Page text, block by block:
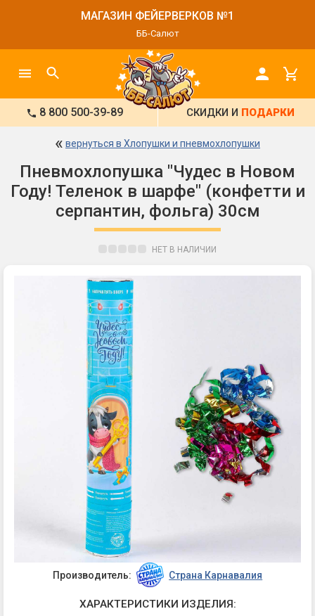
МАГАЗИН ФЕЙЕРВЕРКОВ №1
ББ-Салют
8 800 500-39-89 СКИДКИ И ПОДАРКИ
« вернуться в Хлопушки и пневмохлопушки
Пневмохлопушка "Чудес в Новом
Году! Теленок в шарфе" (конфетти и
серпантин, фольга) 30см
НЕТ В НАЛИЧИИ
Производитель: Страна Карнавалия
ХАРАКТЕРИСТИКИ ИЗДЕЛИЯ: